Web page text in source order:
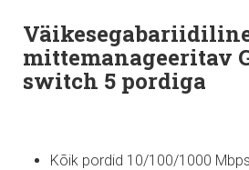
mittemanageeritav
switch 5 pordiga
Kõik pordid 10/100/1000